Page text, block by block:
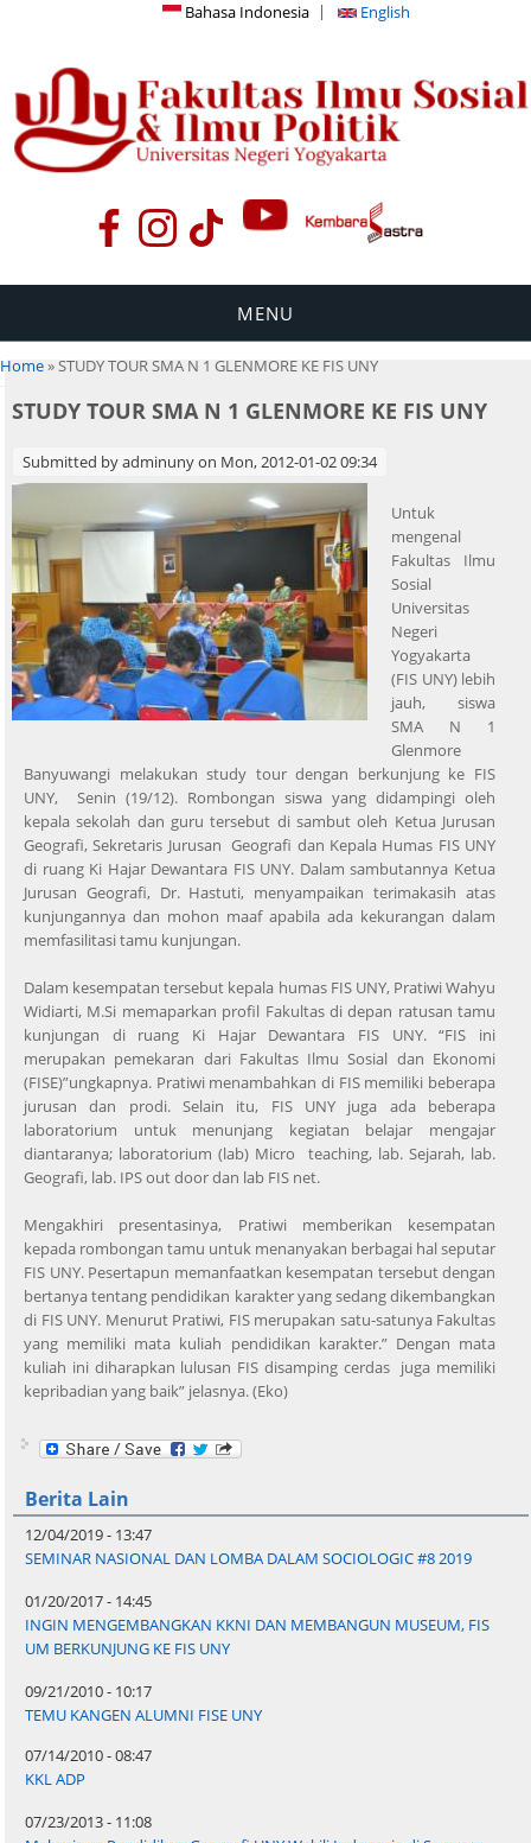
Bahasa Indonesia English
MENU
You are here
Home» STUDY TOUR SMA N 1 GLENMORE KE FIS UNY
STUDY TOUR SMA N 1 GLENMORE KE FIS UNY
Submitted byadminunyon Mon, 2012-01-02 09:34
Untuk
mengenal
Fakultas Ilmu
Sosial
Universitas
Negeri
Yogyakarta
(FIS UNY) lebih
jauh, siswa
SMA N 1
Glenmore
Banyuwangi melakukan study tour dengan berkunjung ke FIS
UNY, Senin (19/12). Rombongan siswa yang didampingi oleh
kepala sekolah dan guru tersebut di sambut oleh Ketua Jurusan
Geografi, Sekretaris Jurusan Geografi dan Kepala Humas FIS UNY
di ruang Ki Hajar Dewantara FIS UNY. Dalam sambutannya Ketua
Jurusan Geografi, Dr. Hastuti, menyampaikan terimakasih atas
kunjungannya dan mohon maaf apabila ada kekurangan dalam
memfasilitasi tamu kunjungan.
Dalam kesempatan tersebut kepala humas FIS UNY, Pratiwi Wahyu
Widiarti, M.Si memaparkan profil Fakultas di depan ratusan tamu
kunjungan di ruang Ki Hajar Dewantara FIS UNY. “FIS ini
merupakan pemekaran dari Fakultas Ilmu Sosial dan Ekonomi
(FISE)”ungkapnya. Pratiwi menambahkan di FIS memiliki beberapa
jurusan dan prodi. Selain itu, FIS UNY juga ada beberapa
laboratorium untuk menunjang kegiatan belajar mengajar
diantaranya; laboratorium (lab) Micro teaching, lab. Sejarah, lab.
Geografi, lab. IPS out door dan lab FIS net.
Mengakhiri presentasinya, Pratiwi memberikan kesempatan
kepada rombongan tamu untuk menanyakan berbagai hal seputar
FIS UNY. Pesertapun memanfaatkan kesempatan tersebut dengan
bertanya tentang pendidikan karakter yang sedang dikembangkan
di FIS UNY. Menurut Pratiwi, FIS merupakan satu-satunya Fakultas
yang memiliki mata kuliah pendidikan karakter.” Dengan mata
kuliah ini diharapkan lulusan FIS disamping cerdas juga memiliki
kepribadian yang baik” jelasnya. (Eko)
Berita Lain
12/04/2019 - 13:47
SEMINAR NASIONAL DAN LOMBA DALAM SOCIOLOGIC #8 2019
01/20/2017 - 14:45
INGIN MENGEMBANGKAN KKNI DAN MEMBANGUN MUSEUM, FIS
UM BERKUNJUNG KE FIS UNY
09/21/2010 - 10:17
TEMU KANGEN ALUMNI FISE UNY
07/14/2010 - 08:47
KKL ADP
07/23/2013 - 11:08